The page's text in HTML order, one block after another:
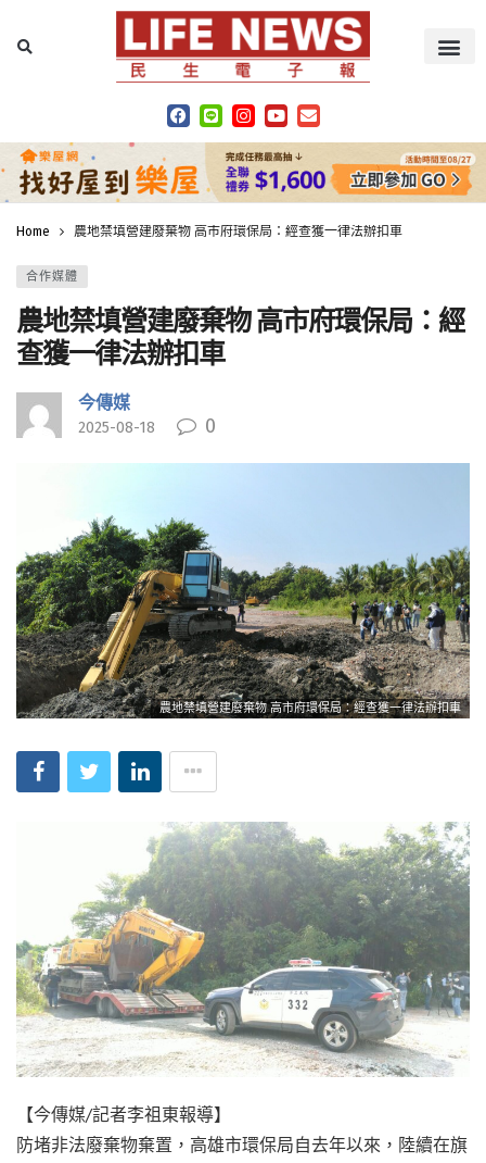
Home 農地禁填營建廢棄物 高市府環保局：經查獲一律法辦扣車
合作媒體
農地禁填營建廢棄物 高市府環保局：經
查獲一律法辦扣車
今傳媒
2025-08-18 0
農地禁填營建廢棄物 高市府環保局：經查獲一律法辦扣車
【今傳媒/記者李祖東報導】
防堵非法廢棄物棄置，高雄市環保局自去年以來，陸續在旗